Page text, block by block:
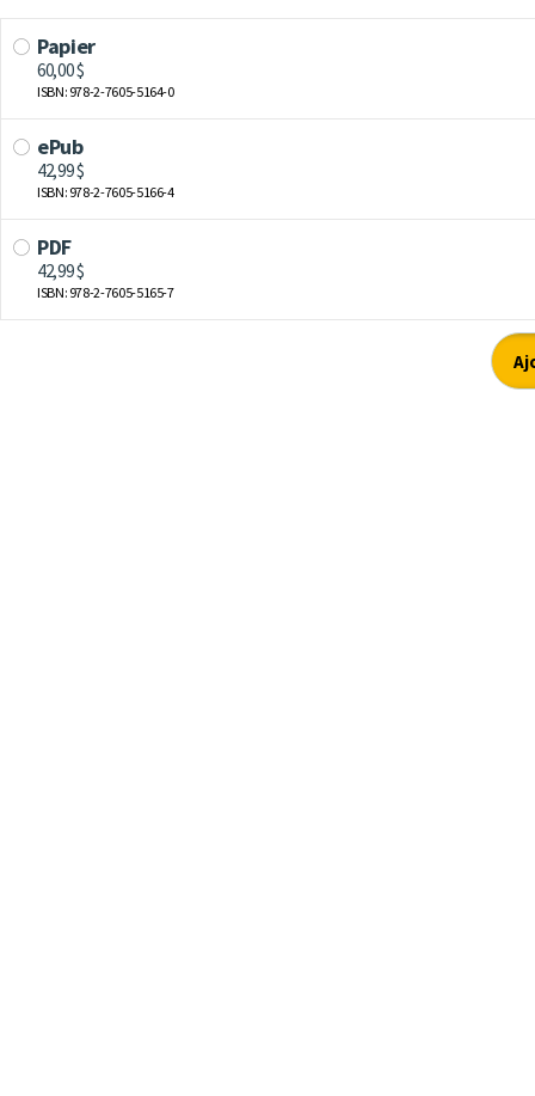
Papier
60,00 $
ISBN: 978-2-7605-5164-0
ePub
42,99 $
ISBN: 978-2-7605-5166-4
PDF
42,99 $
ISBN: 978-2-7605-5165-7